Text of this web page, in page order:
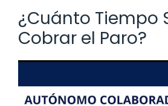
¿Cuánto Tiempo
Cobrar el Paro?